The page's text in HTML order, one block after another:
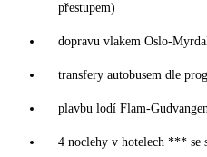
přestupem)
dopravu vlakem Oslo-
transfery autobusem dle
plavbu lodí Flam-
4 noclehy v hotelech *** se